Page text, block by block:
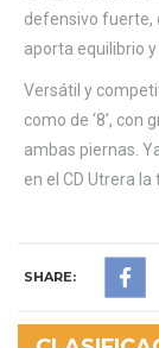
defensivo fuerte,
aporta equilibrio
Versátil y
como de ‘8’,
ambas piernas.
en el CD Utrera
SHARE: